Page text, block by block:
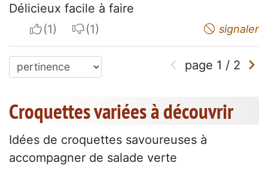
Délicieux facile à faire
I apreciateI do not appreciate signaler
page 1 / 2
Croquettes variées à découvrir
Idées de croquettes savoureuses à
accompagner de salade verte